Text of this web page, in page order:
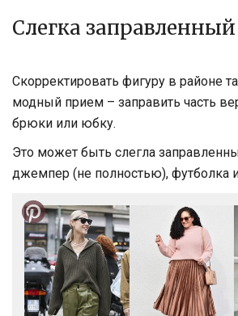
Слегка
Скорректировать фигуру в районе
модный прием – заправить часть
брюки или юбку.
Это может быть слегла
джемпер (не полностью), футболка